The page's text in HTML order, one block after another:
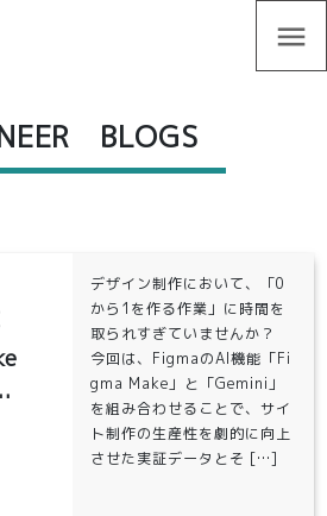
menu
BLOGS
デザイン制作において、「0
から1を作る作業」に時間を
取られすぎていませんか？
今回は、FigmaのAI機能「Fi
gma Make」と「Gemini」
を組み合わせることで、サイ
ト制作の生産性を劇的に向上
させた実証データとそ […]